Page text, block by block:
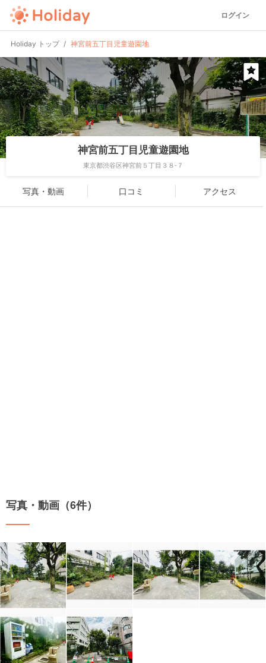
ログイン
Holiday トップ 神宮前五丁目児童遊園地
神宮前五丁目児童遊園地
東京都渋谷区神宮前５丁目３８-７
写真・動画 口コミ アクセス
写真・動画（6件）